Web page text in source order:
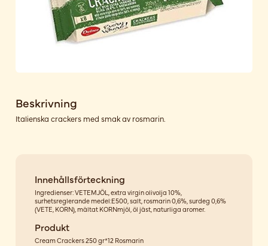
Beskrivning
Italienska crackers med smak av rosmarin.
Innehållsförteckning
Ingredienser: VETEMJÖL, extra virgin olivolja 10%,
surhetsreglerande medel:E500, salt, rosmarin 0,6%, surdeg 0,6%
(VETE, KORN), mältat KORNmjöl, öl jäst, naturliga aromer.
Produkt
Cream Crackers 250 gr*12 Rosmarin